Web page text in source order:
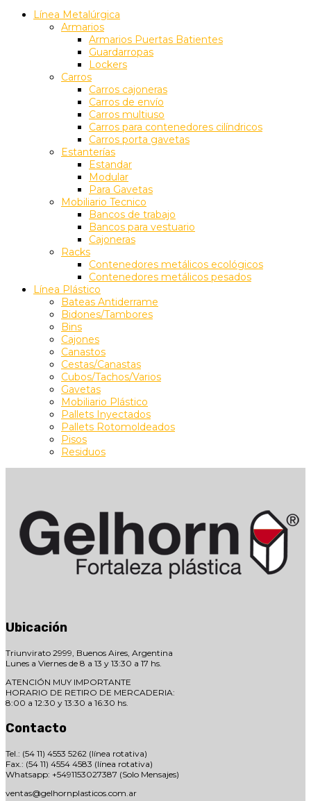
Línea Metalúrgica
Armarios
Armarios Puertas Batientes
Guardarropas
Lockers
Carros
Carros cajoneras
Carros de envío
Carros multiuso
Carros para contenedores cilíndricos
Carros porta gavetas
Estanterías
Estandar
Modular
Para Gavetas
Mobiliario Tecnico
Bancos de trabajo
Bancos para vestuario
Cajoneras
Racks
Contenedores metálicos ecológicos
Contenedores metálicos pesados
Línea Plástico
Bateas Antiderrame
Bidones/Tambores
Bins
Cajones
Canastos
Cestas/Canastas
Cubos/Tachos/Varios
Gavetas
Mobiliario Plástico
Pallets Inyectados
Pallets Rotomoldeados
Pisos
Residuos
Ubicación
Triunvirato 2999, Buenos Aires, Argentina
Lunes a Viernes de 8 a 13 y 13:30 a 17 hs.
ATENCIÓN MUY IMPORTANTE
HORARIO DE RETIRO DE MERCADERIA:
8:00 a 12:30 y 13:30 a 16:30 hs.
Contacto
Tel.: (54 11) 4553 5262 (línea rotativa)
Fax.: (54 11) 4554 4583 (línea rotativa)
Whatsapp: +5491153027387 (Solo Mensajes)
ventas@gelhornplasticos.com.ar